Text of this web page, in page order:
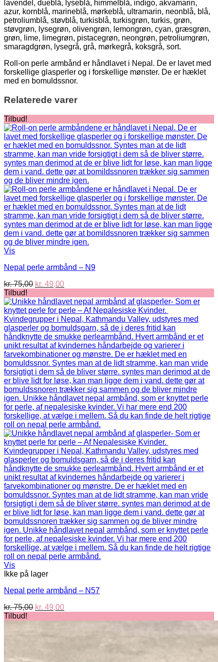
lavendel, dueblå, lyseblå, himmelblå, indigo, akvamarin,
azur, kornblå, marineblå, mørkeblå, ultramarin, neonblå, blå,
petroliumblå, støvblå, turkisblå, turkisgrøn, turkis, grøn,
støvgrøn, lysegrøn, olivengrøn, lemongrøn, cyan, græsgrøn,
grøn, lime, limegrøn, pistacegrøn, neongrøn, petroliumgrøn,
smaragdgrøn, lysegrå, grå, mørkegrå, koksgrå, sort.
Roll-on perle armbånd er håndlavet i Nepal. De er lavet med
forskellige glasperler og i forskellige mønster. De er hæklet
med en bomuldssnor.
Relaterede varer
Tilbud!
Vis
Nepal perle armbånd – N9
kr.75,00 Den
pris
var:
kr. 75,00.
kr. 49,00Den
pris
er:
kr. 49,00.
Tilbud!
Vis
Ikke på lager
Nepal perle armbånd – N57
kr.75,00 Den
var:
kr. 49,00Den
Tilbud!